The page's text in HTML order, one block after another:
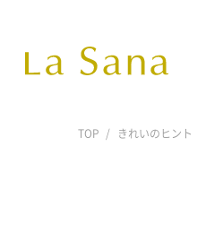
TOP きれいのヒント